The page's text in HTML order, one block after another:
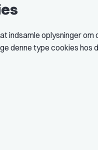
oplysninger
type cookies hos